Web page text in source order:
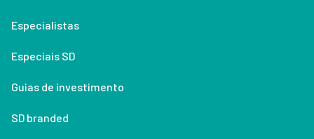
Especialistas
Especiais SD
Guias de investimento
SD branded